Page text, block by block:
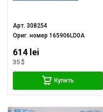
Арт.308254
Ориг. номер165906LD0A
614 lei
35 $
Купить